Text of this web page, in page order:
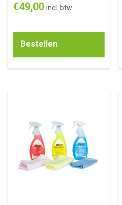
€49,00 incl. btw
Bestellen